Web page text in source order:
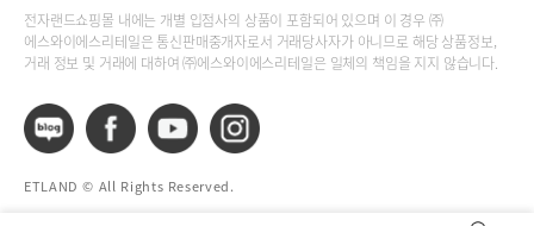
전자랜드쇼핑몰 내에는 개별 입점사의 상품이 포함되어 있으며 이 경우 ㈜
에스와이에스리테일은 통신판매중개자로서 거래당사자가 아니므로 해당 상품정보,
거래 정보 및 거래에 대하여 ㈜에스와이에스리테일은 일체의 책임을 지지 않습니다.
ETLAND © All Rights Reserved.